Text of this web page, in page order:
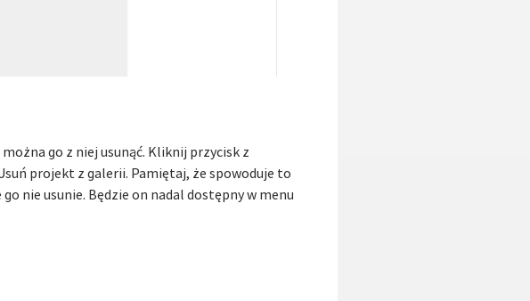
go z niej usunąć. Kliknij przycisk z
projekt z galerii. Pamiętaj, że spowoduje to
nie usunie. Będzie on nadal dostępny w menu